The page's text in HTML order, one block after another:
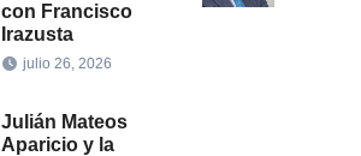
con Francisco
Irazusta
julio 26, 2026
Julián Mateos
Aparicio y la